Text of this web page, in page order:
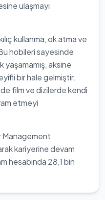
ulaşmayı
kullanma, ok atma ve
hobileri sayesinde
aksine
bir hale gelmiştir.
film ve dizilerde kendi
etmeyi
Management
kariyerine devam
hesabında 28,1 bin